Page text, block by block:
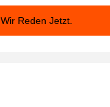
Wir Reden Jetzt.